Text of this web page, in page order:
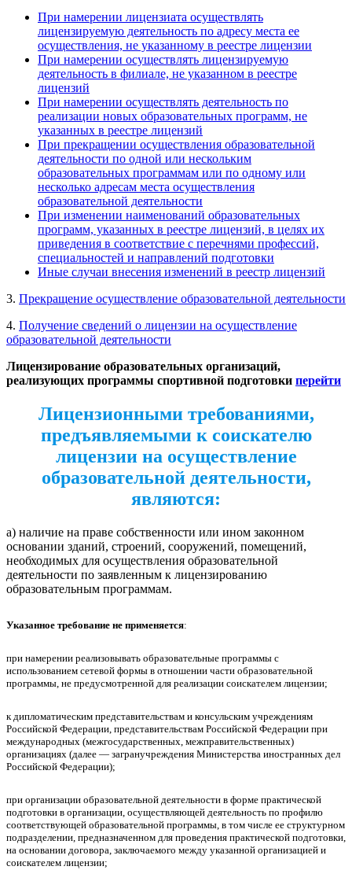
При намерении лицензиата осуществлять
лицензируемую деятельность по адресу места ее
осуществления, не указанному в реестре лицензии
При намерении осуществлять лицензируемую
деятельность в филиале, не указанном в реестре
лицензий
При намерении осуществлять деятельность по
реализации новых образовательных программ, не
указанных в реестре лицензий
При прекращении осуществления образовательной
деятельности по одной или нескольким
образовательных программам или по одному или
несколько адресам места осуществления
образовательной деятельности
При изменении наименований образовательных
программ, указанных в реестре лицензий, в целях их
приведения в соответствие с перечнями профессий,
специальностей и направлений подготовки
Иные случаи внесения изменений в реестр лицензий
3. Прекращение осуществление образовательной деятельности
4. Получение сведений о лицензии на осуществление
образовательной деятельности
Лицензирование образовательных организаций,
реализующих программы спортивной подготовки перейти
Лицензионными требованиями,
предъявляемыми к соискателю
лицензии на осуществление
образовательной деятельности,
являются:
а) наличие на праве собственности или ином законном
основании зданий, строений, сооружений, помещений,
необходимых для осуществления образовательной
деятельности по заявленным к лицензированию
образовательным программам.
Указанное требование не применяется:
при намерении реализовывать образовательные программы с
использованием сетевой формы в отношении части образовательной
программы, не предусмотренной для реализации соискателем лицензии;
к дипломатическим представительствам и консульским учреждениям
Российской Федерации, представительствам Российской Федерации при
международных (межгосударственных, межправительственных)
организациях (далее — загранучреждения Министерства иностранных дел
Российской Федерации);
при организации образовательной деятельности в форме практической
подготовки в организации, осуществляющей деятельность по профилю
соответствующей образовательной программы, в том числе ее структурном
подразделении, предназначенном для проведения практической подготовки,
на основании договора, заключаемого между указанной организацией и
соискателем лицензии;